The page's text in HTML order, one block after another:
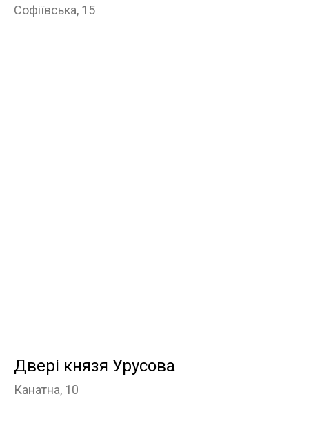
Софіївська, 15
Двері князя Урусова
Канатна, 10